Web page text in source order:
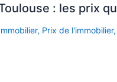
: les prix
, Prix de l'immobilier,